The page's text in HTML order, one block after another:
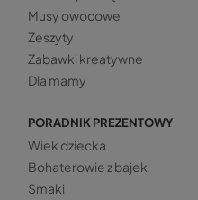
Musy owocowe
Zeszyty
Zabawki kreatywne
Dla mamy
PORADNIK PREZENTOWY
Wiek dziecka
Bohaterowie z bajek
Smaki